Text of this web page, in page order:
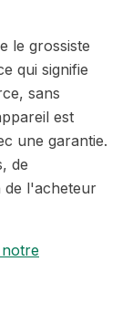
le grossiste
qui signifie
sans
est
une garantie.
de
de l'acheteur